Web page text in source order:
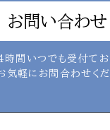
お問い合わせ
間いつでも受付てお
気軽にお問合わせくだ